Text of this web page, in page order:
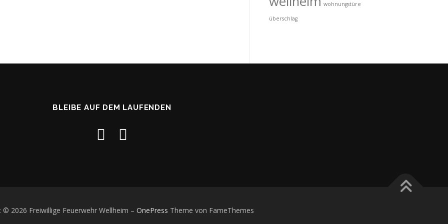
wohnungstüre
überschlag
BLEIBE AUF DEM LAUFENDEN
© 2026 Freiwillige Feuerwehr Wellheim – OnePress Theme von FameThemes